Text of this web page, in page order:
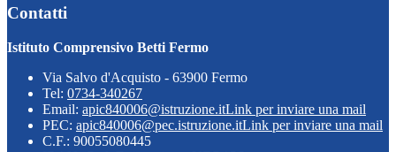
Contatti
Istituto Comprensivo Betti Fermo
Via Salvo d'Acquisto - 63900 Fermo
Tel: 0734-340267
Email: apic840006@istruzione.itLink per inviare una mail
PEC: apic840006@pec.istruzione.itLink per inviare una mail
C.F.: 90055080445